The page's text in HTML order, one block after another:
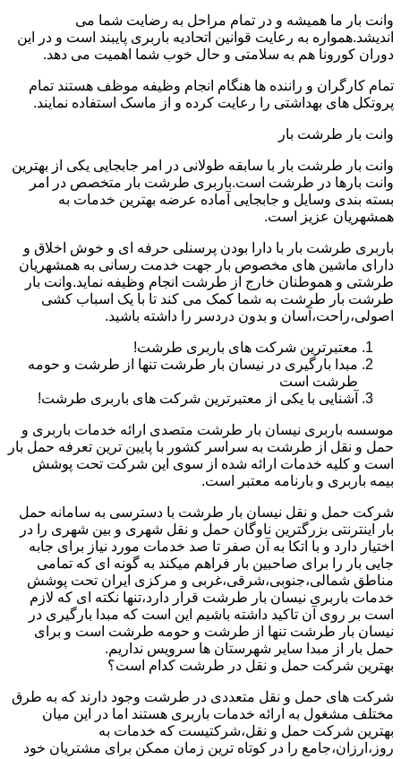
وانت بار ما همیشه و در تمام مراحل به رضایت شما می
اندیشد.همواره به رعایت قوانین اتحادیه باربری پایبند است و در این
دوران کورونا هم به سلامتی و حال خوب شما اهمیت می دهد.
تمام کارگران و راننده ها هنگام انجام وظیفه موظف هستند تمام
پروتکل های بهداشتی را رعایت کرده و از ماسک استفاده نمایند.
وانت بار طرشت بار
وانت بار طرشت بار با سابقه طولانی در امر جابجایی یکی از بهترین
وانت بارها در طرشت است.باربری طرشت بار متخصص در امر
بسته بندی وسایل و جابجایی آماده عرضه بهترین خدمات به
همشهریان عزیز است.
باربری طرشت بار با دارا بودن پرسنلی حرفه ای و خوش اخلاق و
دارای ماشین های مخصوص بار جهت خدمت رسانی به همشهریان
طرشتی و هموطنان خارج از طرشت انجام وظیفه نماید.وانت بار
طرشت بار طرشت به شما کمک می کند تا با یک اسباب کشی
اصولی،راحت،آسان و بدون دردسر را داشته باشید.
معتبرترین شرکت های باربری طرشت!
مبدا بارگیری در نیسان بار طرشت تنها از طرشت و حومه
طرشت است
آشنایی با یکی از معتبرترین شرکت های باربری طرشت!
موسسه باربری نیسان بار طرشت متصدی ارائه خدمات باربری و
حمل و نقل از طرشت به سراسر کشور با پایین ترین تعرفه حمل بار
است و کلیه خدمات ارائه شده از سوی این شرکت تحت پوشش
بیمه باربری و بارنامه معتبر است.
شرکت حمل و نقل نیسان بار طرشت با دسترسی به سامانه حمل
بار اینترنتی بزرگترین ناوگان حمل و نقل شهری و بین شهری را در
اختیار دارد و با اتکا به آن صفر تا صد خدمات مورد نیاز برای جابه
جایی بار را برای صاحبین بار فراهم میکند به گونه ای که تمامی
مناطق شمالی،جنوبی،شرقی،غربی و مرکزی ایران تحت پوشش
خدمات باربری نیسان بار طرشت قرار دارد،تنها نکته ای که لازم
است بر روی آن تاکید داشته باشیم این است که مبدا بارگیری در
نیسان بار طرشت تنها از طرشت و حومه طرشت است و برای
حمل بار از مبدا سایر شهرستان ها سرویس نداریم.
بهترین شرکت حمل و نقل در طرشت کدام است؟
شرکت های حمل و نقل متعددی در طرشت وجود دارند که به طرق
مختلف مشغول به ارائه خدمات باربری هستند اما در این میان
بهترین شرکت حمل و نقل،شرکتیست که خدمات به
روز،ارزان،جامع را در کوتاه ترین زمان ممکن برای مشتریان خود